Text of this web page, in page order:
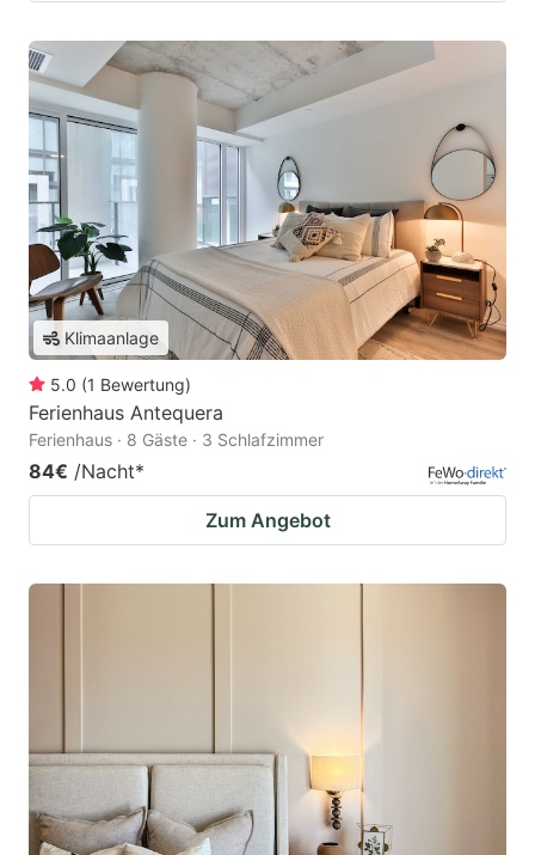
Klimaanlage
5.0 (1 Bewertung)
Ferienhaus Antequera
Ferienhaus · 8 Gäste · 3 Schlafzimmer
84€ /Nacht*
Zum Angebot